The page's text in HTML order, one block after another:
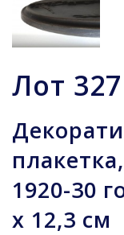
Лот 327
1920-30
х 12,3 см